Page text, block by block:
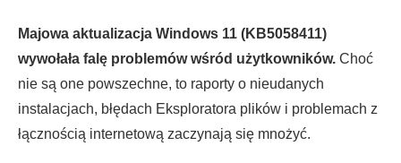
Majowa aktualizacja Windows 11 (KB5058411)
wywołała falę problemów wśród użytkowników. Choć
nie są one powszechne, to raporty o nieudanych
instalacjach, błędach Eksploratora plików i problemach z
łącznością internetową zaczynają się mnożyć.